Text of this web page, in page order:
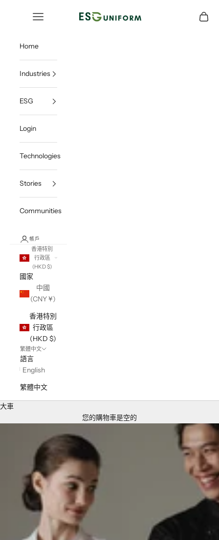
ESGUNIFORM
開啟導覽選單 開啟
Home
Industries
ESG
Login
Technologies
Stories
Communities
帳戶
香港特別
行政區
(HKD $)
國家
中國
(CNY ¥)
香港特別
行政區
(HKD $)
繁體中文
語言
English
繁體中文
大車
您的購物車是空的